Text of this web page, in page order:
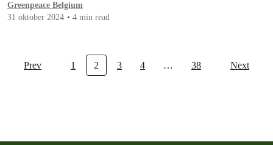
Greenpeace Belgium
31 oktober 2024
4 min read
Prev 1 2 3 4 … 38 Next